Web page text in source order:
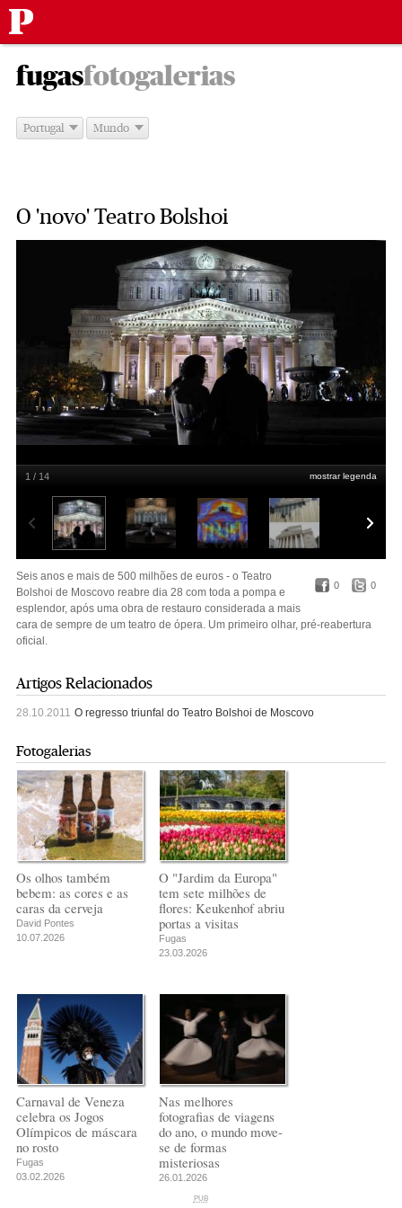
parafugas -
fotogalerias
Portugal Mundo
O 'novo' Teatro Bolshoi
mostrar legenda
1 / 14
0 0
Seis anos e mais de 500 milhões de euros - o Teatro
Bolshoi de Moscovo reabre dia 28 com toda a pompa e
esplendor, após uma obra de restauro considerada a mais
cara de sempre de um teatro de ópera. Um primeiro olhar, pré-reabertura
oficial.
Artigos Relacionados
28.10.2011 O regresso triunfal do Teatro Bolshoi de Moscovo
Fotogalerias
Os olhos também
bebem: as cores e as
caras da cerveja
David Pontes
10.07.2026
O "Jardim da Europa"
tem sete milhões de
flores: Keukenhof abriu
portas a visitas
Fugas
23.03.2026
Carnaval de Veneza
celebra os Jogos
Olímpicos de máscara
no rosto
Fugas
03.02.2026
Nas melhores
fotografias de viagens
do ano, o mundo move-
se de formas
misteriosas
26.01.2026
PUB